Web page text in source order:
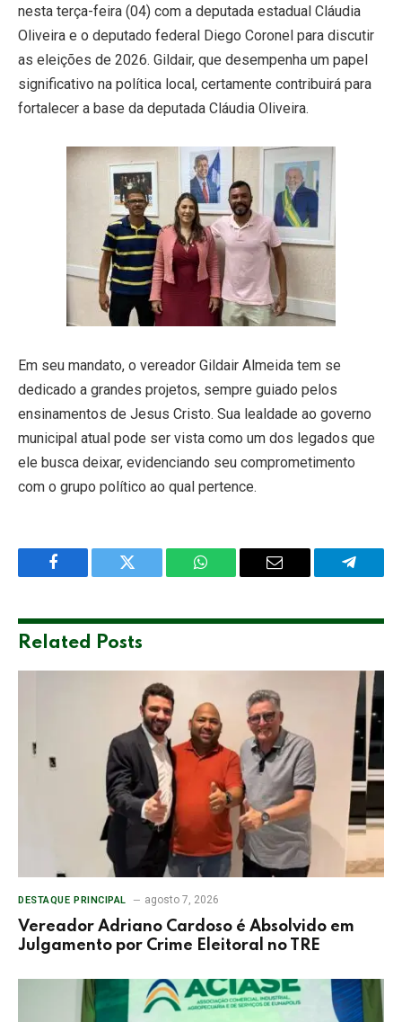
nesta terça-feira (04) com a deputada estadual Cláudia
Oliveira e o deputado federal Diego Coronel para discutir
as eleições de 2026. Gildair, que desempenha um papel
significativo na política local, certamente contribuirá para
fortalecer a base da deputada Cláudia Oliveira.
Em seu mandato, o vereador Gildair Almeida tem se
dedicado a grandes projetos, sempre guiado pelos
ensinamentos de Jesus Cristo. Sua lealdade ao governo
municipal atual pode ser vista como um dos legados que
ele busca deixar, evidenciando seu comprometimento
com o grupo político ao qual pertence.
Facebook Twitter WhatsApp Email
Related Posts
DESTAQUE PRINCIPAL agosto 7, 2026
Vereador Adriano Cardoso é Absolvido em
Julgamento por Crime Eleitoral no TRE